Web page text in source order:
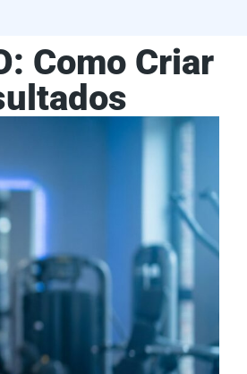
Como Criar